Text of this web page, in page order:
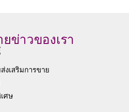
ข่าวของเรา
งเสริมการขาย
ศษ